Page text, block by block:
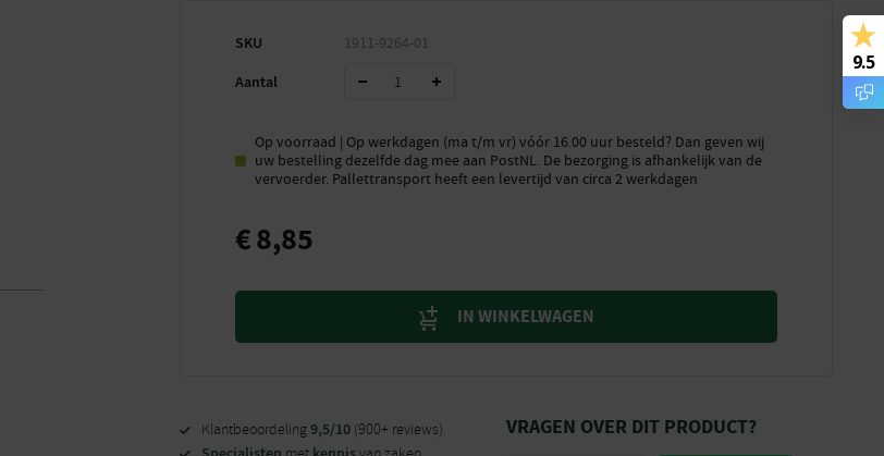
SKU 1911-9264-01
Aantal
Op voorraad | Op werkdagen (ma t/m vr) vóór 16.00 uur besteld? Dan geven wij
uw bestelling dezelfde dag mee aan PostNL. De bezorging is afhankelijk van de
vervoerder. Pallettransport heeft een levertijd van circa 2 werkdagen
€8,85
IN WINKELWAGEN
Klantbeoordeling9,5/10 (900+ reviews) VRAGEN OVER DIT PRODUCT?
9.5